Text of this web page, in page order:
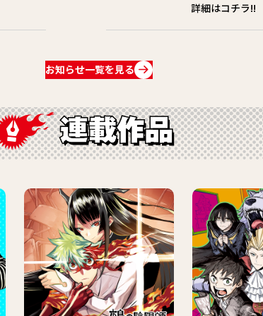
詳細はコチラ!!
お知らせ一覧を見る